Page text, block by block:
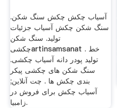
آسیاب چکش چکش سنگ شکن.
سنگ شکن چکش آسیاب جزئیات
تولید. سنگ شکن
چکشیartinsamsanat . خط
تولید پودر دانه آسیاب چکشی.
سنگ شکن های چکشی پیکر
بندی چکش ها . چت آنلاین;
آسیاب چکش برای فروش در
زامبیا.